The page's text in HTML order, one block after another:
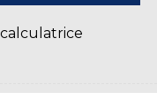
calculatrice